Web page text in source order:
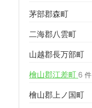
茅部郡森町
二海郡八雲町
山越郡長万部町
檜山郡江差町 6 件
檜山郡上ノ国町